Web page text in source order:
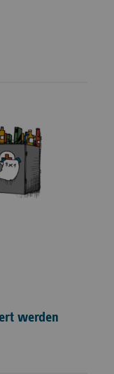
werden